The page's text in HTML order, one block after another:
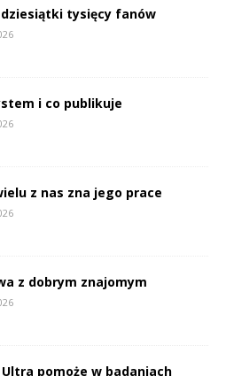
tysięcy fanów
i co publikuje
z nas zna jego prace
z dobrym znajomym
Ultra pomoże w badaniach